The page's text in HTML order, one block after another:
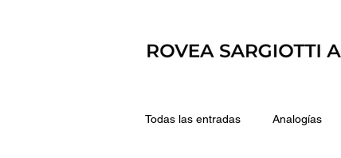
Todas las entradas Analogías